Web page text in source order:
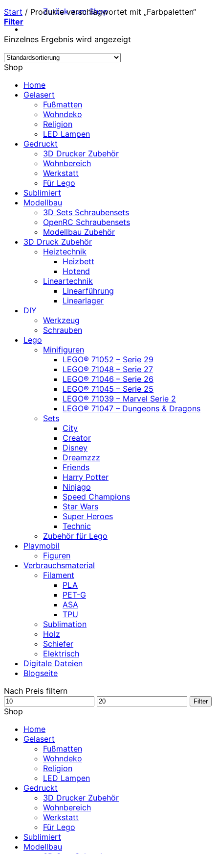
Zurück zum Shop
Start / Produkte verschlagwortet mit „Farbpaletten“
Filter
Einzelnes Ergebnis wird angezeigt
Shop
Home
Gelasert
Fußmatten
Wohndeko
Religion
LED Lampen
Gedruckt
3D Drucker Zubehör
Wohnbereich
Werkstatt
Für Lego
Sublimiert
Modellbau
3D Sets Schraubensets
OpenRC Schraubensets
Modellbau Zubehör
3D Druck Zubehör
Heiztechnik
Heizbett
Hotend
Lineartechnik
Linearführung
Linearlager
DIY
Werkzeug
Schrauben
Lego
Minifiguren
LEGO® 71052 – Serie 29
LEGO® 71048 – Serie 27
LEGO® 71046 – Serie 26
LEGO® 71045 – Serie 25
LEGO® 71039 – Marvel Serie 2
LEGO® 71047 – Dungeons & Dragons
Sets
City
Creator
Disney
Dreamzzz
Friends
Harry Potter
Ninjago
Speed Champions
Star Wars
Super Heroes
Technic
Zubehör für Lego
Playmobil
Figuren
Verbrauchsmaterial
Filament
PLA
PET-G
ASA
TPU
Sublimation
Holz
Schiefer
Elektrisch
Digitale Dateien
Blogseite
Nach Preis filtern
Min.
Preis
Max.
Filter
Shop
Home
Gelasert
Fußmatten
Wohndeko
Religion
LED Lampen
Gedruckt
3D Drucker Zubehör
Wohnbereich
Werkstatt
Für Lego
Sublimiert
Modellbau